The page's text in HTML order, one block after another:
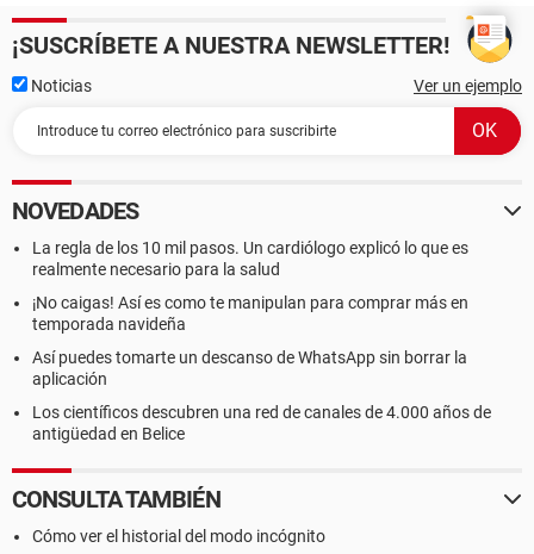
¡SUSCRÍBETE A NUESTRA NEWSLETTER!
Noticias Ver un ejemplo
NOVEDADES
La regla de los 10 mil pasos. Un cardiólogo explicó lo que es
realmente necesario para la salud
¡No caigas! Así es como te manipulan para comprar más en
temporada navideña
Así puedes tomarte un descanso de WhatsApp sin borrar la
aplicación
Los científicos descubren una red de canales de 4.000 años de
antigüedad en Belice
CONSULTA TAMBIÉN
Cómo ver el historial del modo incógnito